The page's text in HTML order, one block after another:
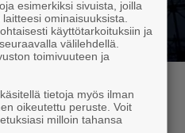
Forgelta
myös
esimerkiksi sivuista, joilla
ominaisuuksista.
käyttötarkoituksiin ja
välilehdellä.
toimivuuteen ja
tietoja myös ilman
oikeutettu peruste. Voit
milloin tahansa